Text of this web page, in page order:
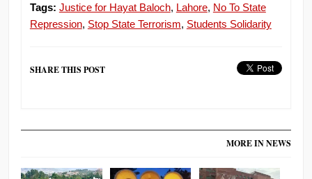
Tags: Justice for Hayat Baloch, Lahore, No To State
Repression, Stop State Terrorism, Students Solidarity
SHARE THIS POST
MORE IN NEWS